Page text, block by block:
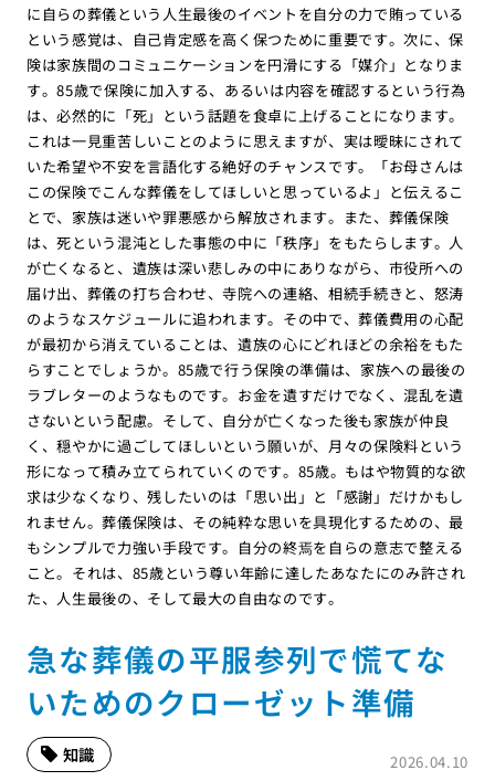
に自らの葬儀という人生最後のイベントを自分の力で賄っている
という感覚は、自己肯定感を高く保つために重要です。次に、保
険は家族間のコミュニケーションを円滑にする「媒介」となりま
す。85歳で保険に加入する、あるいは内容を確認するという行為
は、必然的に「死」という話題を食卓に上げることになります。
これは一見重苦しいことのように思えますが、実は曖昧にされて
いた希望や不安を言語化する絶好のチャンスです。「お母さんは
この保険でこんな葬儀をしてほしいと思っているよ」と伝えるこ
とで、家族は迷いや罪悪感から解放されます。また、葬儀保険
は、死という混沌とした事態の中に「秩序」をもたらします。人
が亡くなると、遺族は深い悲しみの中にありながら、市役所への
届け出、葬儀の打ち合わせ、寺院への連絡、相続手続きと、怒涛
のようなスケジュールに追われます。その中で、葬儀費用の心配
が最初から消えていることは、遺族の心にどれほどの余裕をもた
らすことでしょうか。85歳で行う保険の準備は、家族への最後の
ラブレターのようなものです。お金を遺すだけでなく、混乱を遺
さないという配慮。そして、自分が亡くなった後も家族が仲良
く、穏やかに過ごしてほしいという願いが、月々の保険料という
形になって積み立てられていくのです。85歳。もはや物質的な欲
求は少なくなり、残したいのは「思い出」と「感謝」だけかもし
れません。葬儀保険は、その純粋な思いを具現化するための、最
もシンプルで力強い手段です。自分の終焉を自らの意志で整える
こと。それは、85歳という尊い年齢に達したあなたにのみ許され
た、人生最後の、そして最大の自由なのです。
急な葬儀の平服参列で慌てな
いためのクローゼット準備
2026.04.10
知識